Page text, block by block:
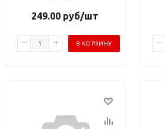
249.00руб/шт
В КОРЗИНУ